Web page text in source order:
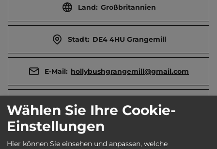
Land: Großbritannien
Stadt: DE4 4HU Grangemill
E-Mail: hollybushgrangemill@gmail.com
Webseite: www.hollybushgrangemill.co.uk
Öffnungszeiten:
Wählen Sie Ihre Cookie-
Einstellungen
Hier können Sie einsehen und anpassen, welche